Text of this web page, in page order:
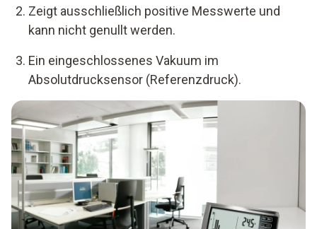
Zeigt ausschließlich positive Messwerte und
kann nicht genullt werden.
Ein eingeschlossenes Vakuum im
Absolutdrucksensor (Referenzdruck).